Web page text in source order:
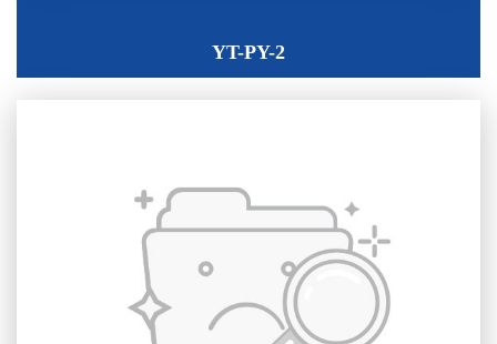
YT-PY-2